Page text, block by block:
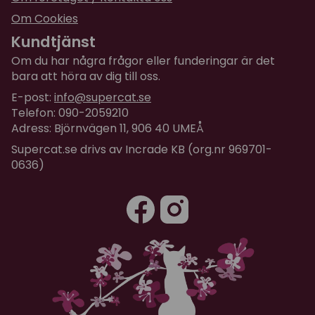
Om Cookies
Kundtjänst
Om du har några frågor eller funderingar är det
bara att höra av dig till oss.
E-post: info@supercat.se
Telefon: 090-2059210
Adress: Björnvägen 11, 906 40 UMEÅ
Supercat.se drivs av Incrade KB (org.nr 969701-
0636)